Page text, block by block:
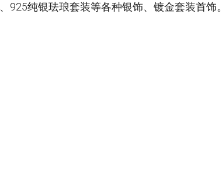
、925纯银珐琅套装等各种银饰、镀金套装首饰。